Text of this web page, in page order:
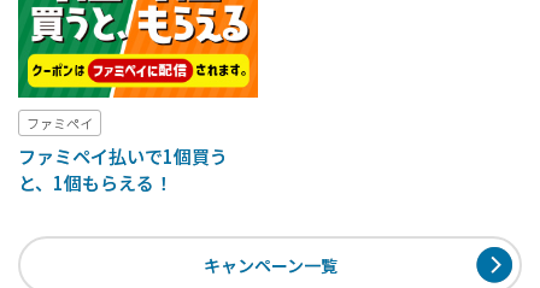
ファミペイ
ファミペイ払いで1個買う
と、1個もらえる！
キャンペーン一覧